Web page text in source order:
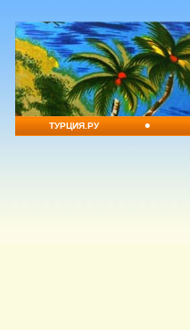
ТУРЦИЯ.РУ •